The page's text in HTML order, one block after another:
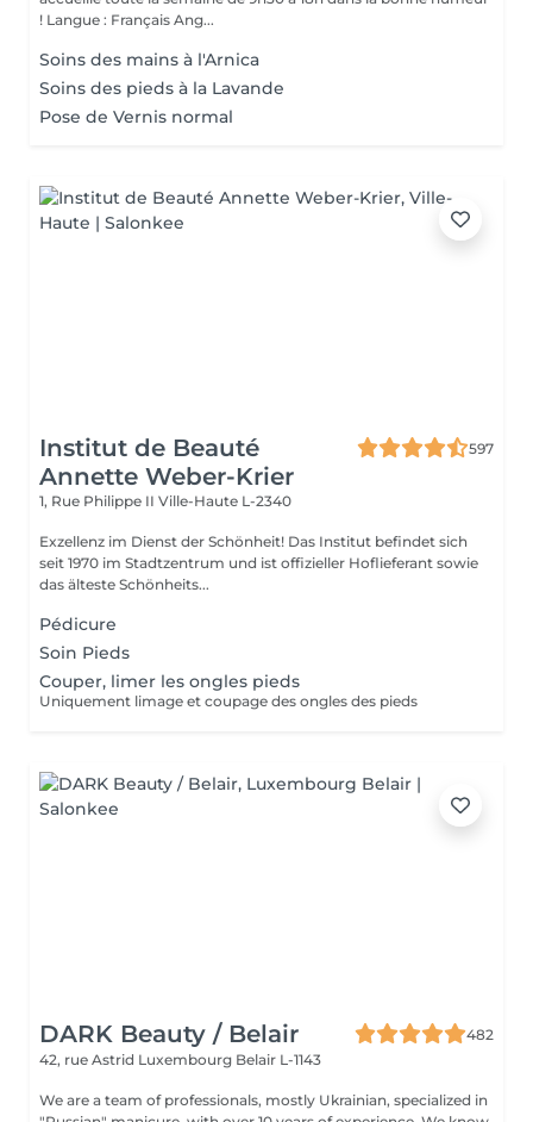
! Langue : Français Ang...
Soins des mains à l'Arnica
Soins des pieds à la Lavande
Pose de Vernis normal
Institut de Beauté
Annette Weber-Krier
597
1, Rue Philippe II Ville-Haute L-2340
Exzellenz im Dienst der Schönheit! Das Institut befindet sich
seit 1970 im Stadtzentrum und ist offizieller Hoflieferant sowie
das älteste Schönheits...
Pédicure
Soin Pieds
Couper, limer les ongles pieds
Uniquement limage et coupage des ongles des pieds
DARK Beauty / Belair
482
42, rue Astrid Luxembourg Belair L-1143
We are a team of professionals, mostly Ukrainian, specialized in